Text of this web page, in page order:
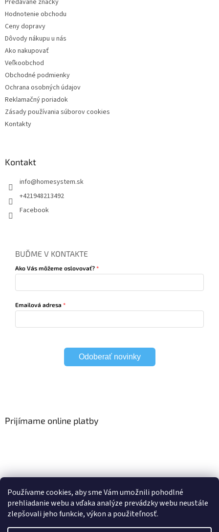
Používame cookies, aby sme Vám umožnili pohodlné
prehliadanie webu a vďaka analýze prevádzky webu neustále
zlepšovali jeho funkcie, výkon a použiteľnosť.
Predávané značky
Hodnotenie obchodu
Ceny dopravy
Dôvody nákupu u nás
Ako nakupovať
Veľkoobchod
Obchodné podmienky
Ochrana osobných údajov
Reklamačný poriadok
Zásady používania súborov cookies
Kontakty
Kontakt
info@homesystem.sk
+421948213492
Facebook
BUĎME V KONTAKTE
Ako Vás môžeme oslovovať?
Emailová adresa
Odoberať novinky
Prijímame online platby